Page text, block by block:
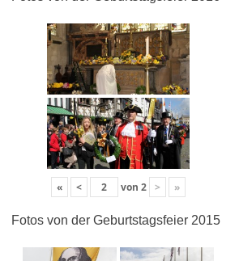
« < von 2 > »
Fotos von der Geburtstagsfeier 2015